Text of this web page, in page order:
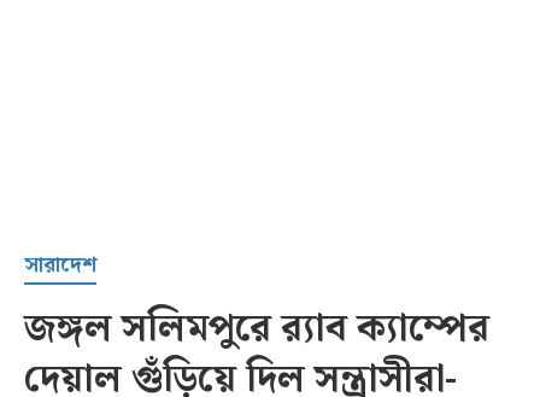
সর্বশেষ
সারাদেশ
জঙ্গল সলিমপুরে র‌্যাব ক্যাম্পের
দেয়াল গুঁড়িয়ে দিল সন্ত্রাসীরা-